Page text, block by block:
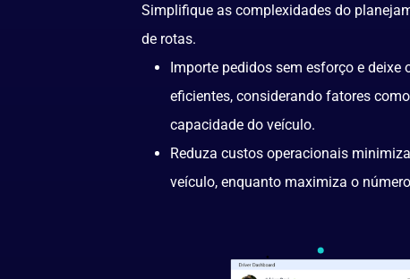
Simplifique as complexidades do
de rotas.
Importe pedidos sem esforço e
eficientes, considerando fatores
capacidade do veículo.
Reduza custos operacionais
veículo, enquanto maximiza o